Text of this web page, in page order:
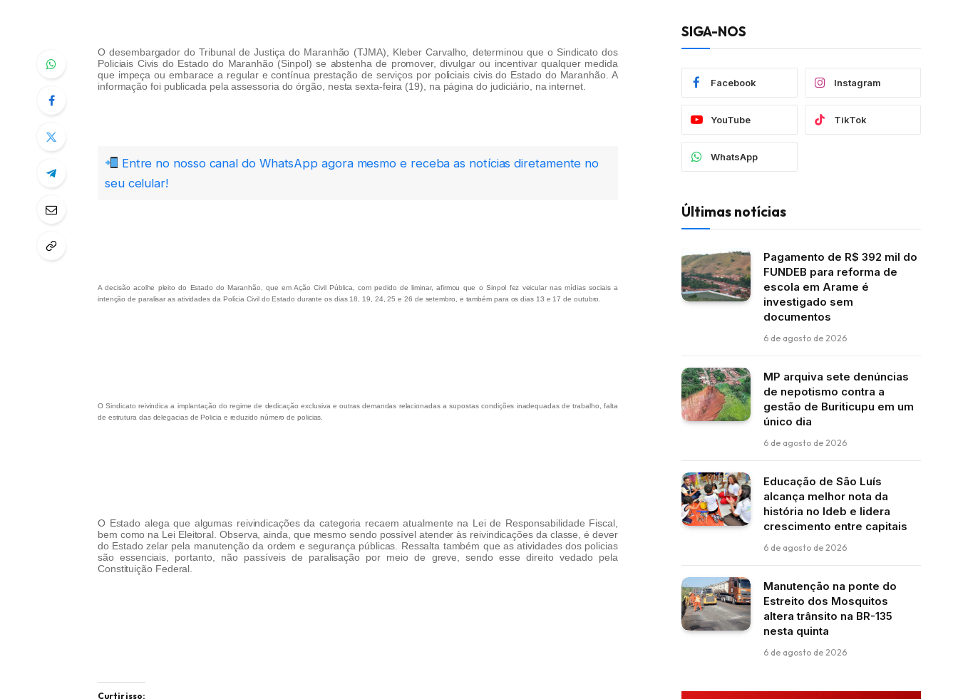
O desembargador do Tribunal de Justiça do Maranhão (TJMA), Kleber Carvalho, determinou que o Sindicato dos
Policiais Civis do Estado do Maranhão (Sinpol) se abstenha de promover, divulgar ou incentivar qualquer medida
que impeça ou embarace a regular e contínua prestação de serviços por policiais civis do Estado do Maranhão. A
informação foi publicada pela assessoria do órgão, nesta sexta-feira (19), na página do judiciário, na internet.
Entre no nosso canal do WhatsApp agora mesmo e receba as notícias diretamente no
seu celular!
A decisão acolhe pleito do Estado do Maranhão, que em Ação Civil Pública, com pedido de liminar, afirmou que o Sinpol fez veicular nas mídias sociais a
intenção de paralisar as atividades da Polícia Civil do Estado durante os dias 18, 19, 24, 25 e 26 de setembro, e também para os dias 13 e 17 de outubro.
O Sindicato reivindica a implantação do regime de dedicação exclusiva e outras demandas relacionadas a supostas condições inadequadas de trabalho, falta
de estrutura das delegacias de Policia e reduzido número de policias.
O Estado alega que algumas reivindicações da categoria recaem atualmente na Lei de Responsabilidade Fiscal,
bem como na Lei Eleitoral. Observa, ainda, que mesmo sendo possível atender às reivindicações da classe, é dever
do Estado zelar pela manutenção da ordem e segurança públicas. Ressalta também que as atividades dos policias
são essenciais, portanto, não passíveis de paralisação por meio de greve, sendo esse direito vedado pela
Constituição Federal.
Curtir isso:
SIGA-NOS
Facebook Instagram
YouTube TikTok
WhatsApp
Últimas notícias
Pagamento de R$ 392 mil do
FUNDEB para reforma de
escola em Arame é
investigado sem
documentos
6 de agosto de 2026
MP arquiva sete denúncias
de nepotismo contra a
gestão de Buriticupu em um
único dia
6 de agosto de 2026
Educação de São Luís
alcança melhor nota da
história no Ideb e lidera
crescimento entre capitais
6 de agosto de 2026
Manutenção na ponte do
Estreito dos Mosquitos
altera trânsito na BR-135
nesta quinta
6 de agosto de 2026